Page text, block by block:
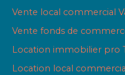
Vente local commercial
Vente fonds de
Location immobilier pro
Location local